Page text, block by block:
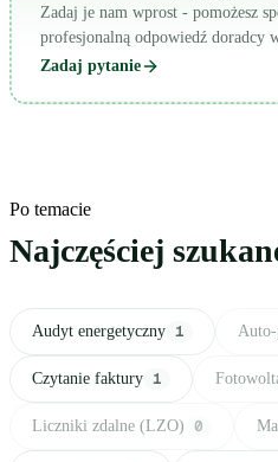
Zadaj je nam wprost - pomożesz
profesjonalną odpowiedź doradcy
Zadaj pytanie
Po temacie
Najczęściej
Audyt energetyczny 1
Czytanie faktury 1
Liczniki zdalne (LZO) 0